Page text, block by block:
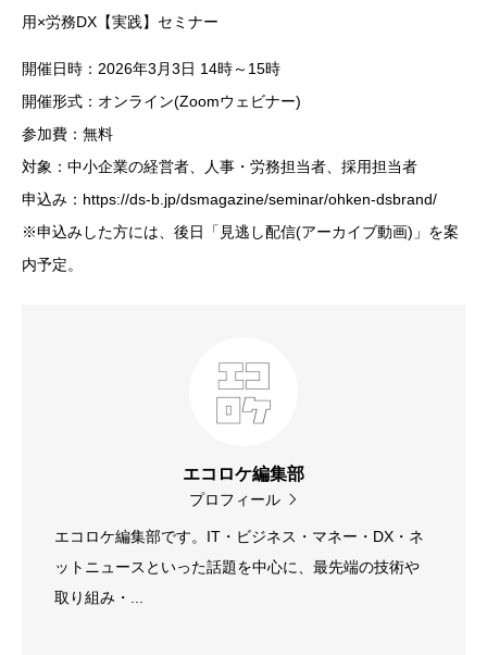
用×労務DX【実践】セミナー
開催日時：2026年3月3日 14時～15時
開催形式：オンライン(Zoomウェビナー)
参加費：無料
対象：中小企業の経営者、人事・労務担当者、採用担当者
申込み：https://ds-b.jp/dsmagazine/seminar/ohken-dsbrand/
※申込みした方には、後日「見逃し配信(アーカイブ動画)」を案
内予定。
エコロケ編集部
プロフィール
エコロケ編集部です。IT・ビジネス・マネー・DX・ネ
ットニュースといった話題を中心に、最先端の技術や
取り組み・...